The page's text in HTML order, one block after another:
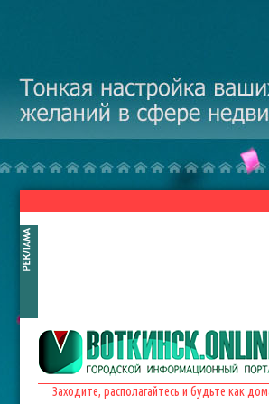
Заходите, располагайтесь и будьте как